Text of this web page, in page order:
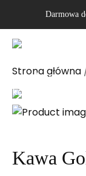
Darmowa
Strona główna
Kawa